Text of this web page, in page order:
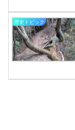
歴史トピック